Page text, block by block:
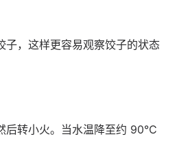
子，这样更容易观察饺子的状态
后转小火。当水温降至约 90℃